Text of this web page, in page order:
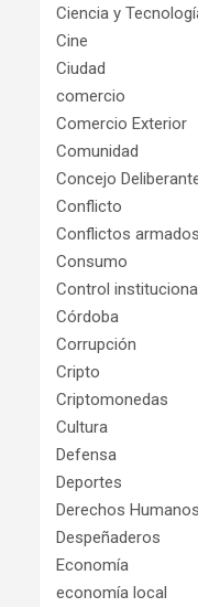
Ciencia y
Cine
Ciudad
comercio
Comercio Exterior
Comunidad
Concejo
Conflicto
Conflictos armados
Consumo
Control institucional
Córdoba
Corrupción
Cripto
Criptomonedas
Cultura
Defensa
Deportes
Derechos Humanos
Despeñaderos
Economía
economía local